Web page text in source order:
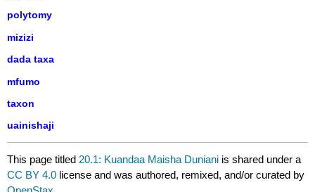
polytomy
mizizi
dada taxa
mfumo
taxon
uainishaji
This page titled 20.1: Kuandaa Maisha Duniani is shared under a
CC BY 4.0 license and was authored, remixed, and/or curated by